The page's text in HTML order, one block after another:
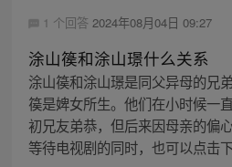
1 个回答 2024年08月04日 09:27
涂山篌和涂山璟什么关系
涂山篌和涂山璟是同父异母的兄
篌是婢女所生。他们在小时候一
初兄友弟恭，但后来因母亲的偏
等待电视剧的同时，也可以点击